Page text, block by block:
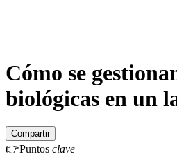
Cómo se
biológicas en un
Compartir
👉Puntos clave